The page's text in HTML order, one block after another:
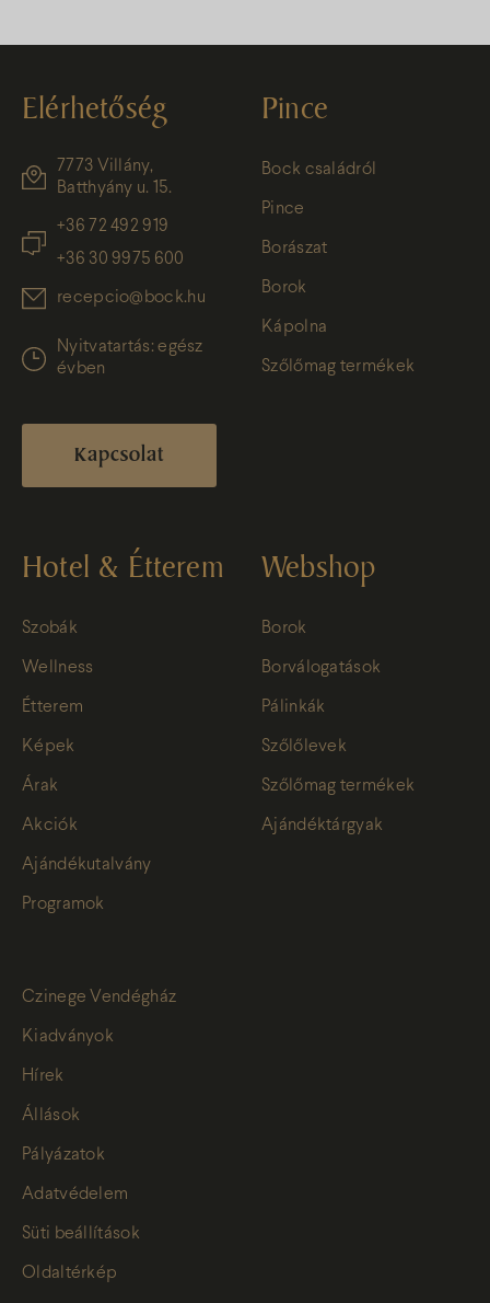
Elérhetőség
7773 Villány,
Batthyány u. 15.
+36 72 492 919
+36 30 9975 600
recepcio@bock.hu
Nyitvatartás: egész
évben
Kapcsolat
Pince
Bock családról
Pince
Borászat
Borok
Kápolna
Szőlőmag termékek
Hotel & Étterem
Szobák
Wellness
Étterem
Képek
Árak
Akciók
Ajándékutalvány
Programok
Webshop
Borok
Borválogatások
Pálinkák
Szőlőlevek
Szőlőmag termékek
Ajándéktárgyak
Czinege Vendégház
Kiadványok
Hírek
Állások
Pályázatok
Adatvédelem
Süti beállítások
Oldaltérkép